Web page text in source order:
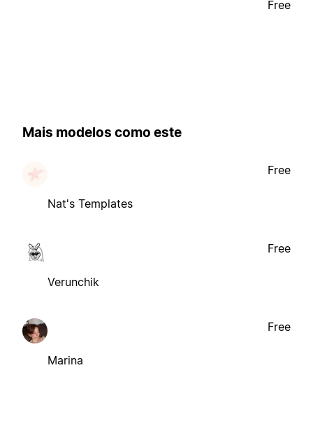
Free
Mais modelos como este
Nat's Templates
Free
Verunchik
Free
Marina
Free